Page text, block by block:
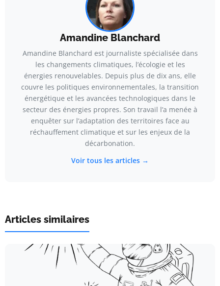
Amandine Blanchard
Amandine Blanchard est journaliste spécialisée dans
les changements climatiques, l’écologie et les
énergies renouvelables. Depuis plus de dix ans, elle
couvre les politiques environnementales, la transition
énergétique et les avancées technologiques dans le
secteur des énergies propres. Son travail l’a menée à
enquêter sur l’adaptation des territoires face au
réchauffement climatique et sur les enjeux de la
décarbonation.
Voir tous les articles →
Articles similaires